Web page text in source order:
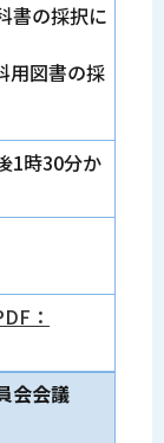
書の採択に
用図書の採
1時30分か
：
会会議